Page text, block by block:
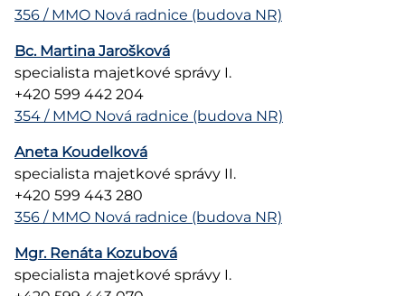
356 / MMO Nová radnice (budova NR)
Bc. Martina Jarošková
specialista majetkové správy I.
+420 599 442 204
354 / MMO Nová radnice (budova NR)
Aneta Koudelková
specialista majetkové správy II.
+420 599 443 280
356 / MMO Nová radnice (budova NR)
Mgr. Renáta Kozubová
specialista majetkové správy I.